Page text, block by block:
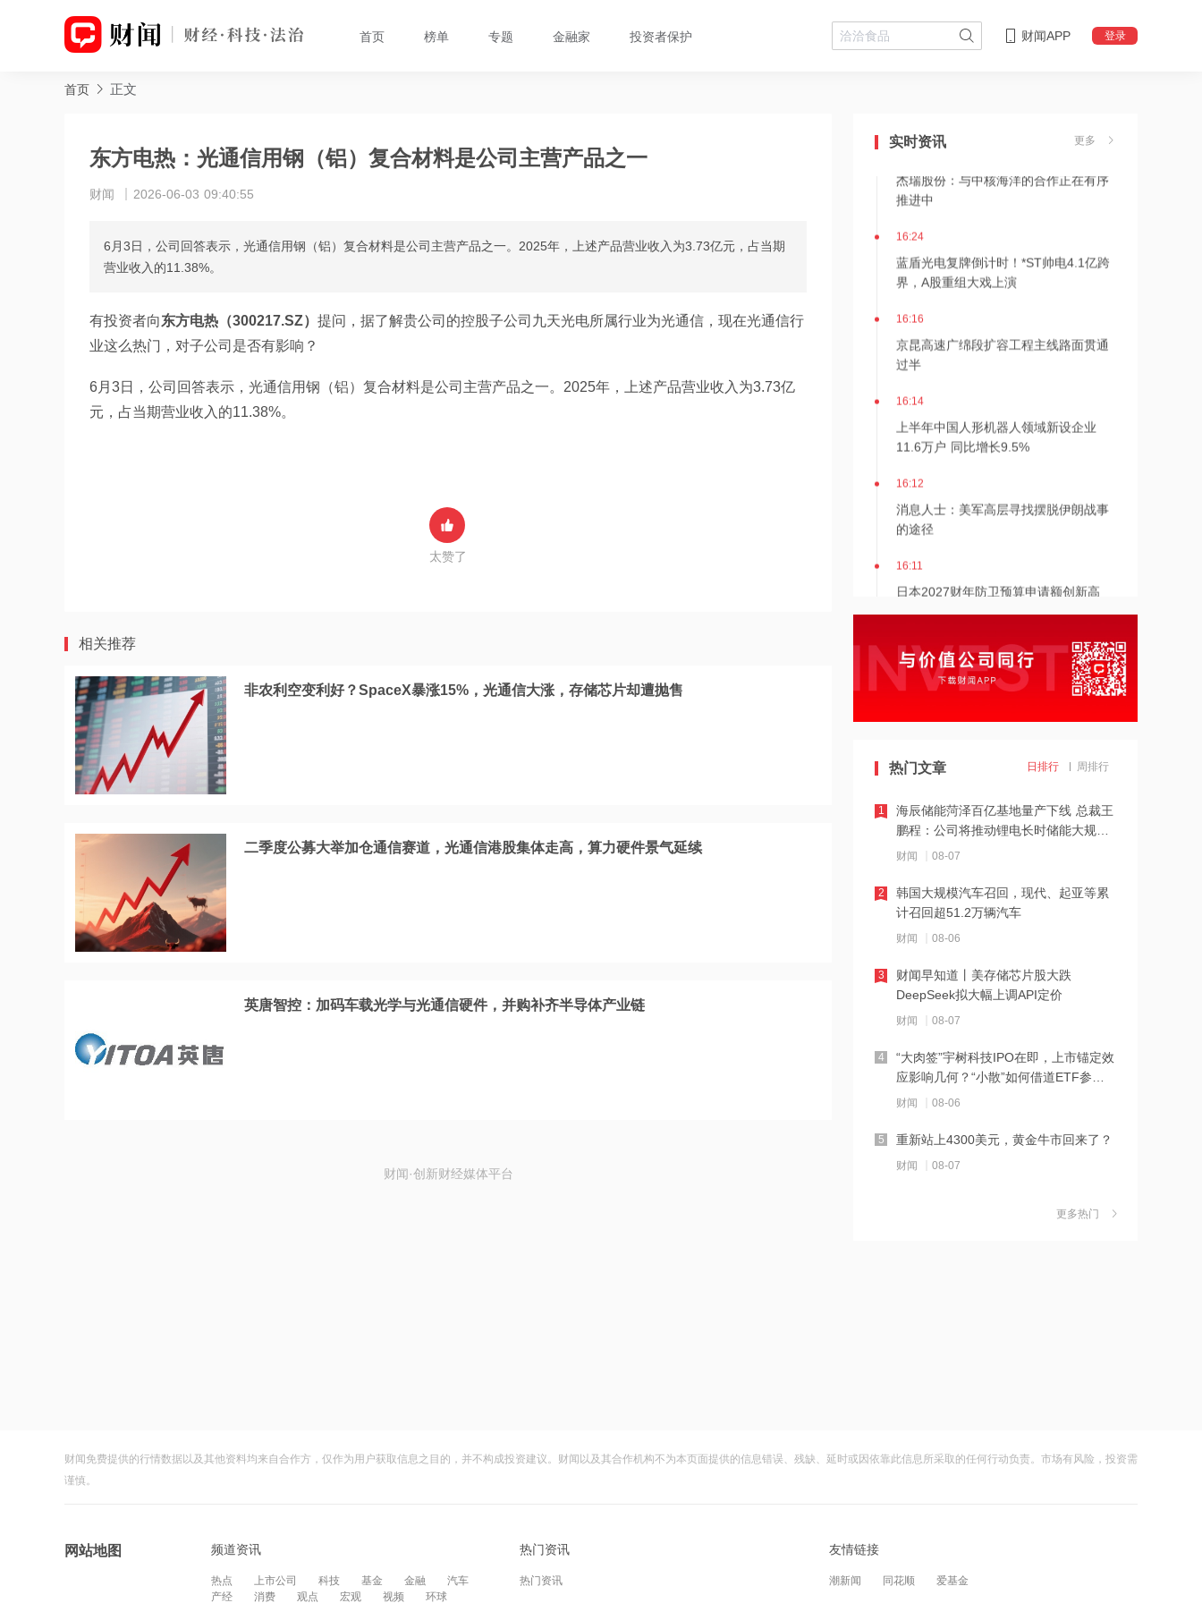
首页 榜单 专题 金融家 投资者保护 财闻APP 登录
首页 正文
东方电热：光通信用钢（铝）复合材料是公司主营产品之一
财闻 2026-06-03 09:40:55
6月3日，公司回答表示，光通信用钢（铝）复合材料是公司主营产品之一。2025年，上述产品营业收入为3.73亿元，占当期
营业收入的11.38%。
有投资者向东方电热（300217.SZ） 提问，据了解贵公司的控股子公司九天光电所属行业为光通信，现在光通信行
业这么热门，对子公司是否有影响？
6月3日，公司回答表示，光通信用钢（铝）复合材料是公司主营产品之一。2025年，上述产品营业收入为3.73亿
元，占当期营业收入的11.38%。
太赞了
相关推荐
非农利空变利好？SpaceX暴涨15%，光通信大涨，存储芯片却遭抛售
二季度公募大举加仓通信赛道，光通信港股集体走高，算力硬件景气延续
英唐智控：加码车载光学与光通信硬件，并购补齐半导体产业链
财闻·创新财经媒体平台
实时资讯 更多
16:25
杰瑞股份：与中核海洋的合作正在有序
推进中
16:24
蓝盾光电复牌倒计时！*ST帅电4.1亿跨
界，A股重组大戏上演
16:16
京昆高速广绵段扩容工程主线路面贯通
过半
16:14
上半年中国人形机器人领域新设企业
11.6万户 同比增长9.5%
16:12
消息人士：美军高层寻找摆脱伊朗战事
的途径
16:11
日本2027财年防卫预算申请额创新高
阳光电源：FCC政策主要限制新产品认
证 不影响已获认证产品的销售
14:08
14:07
德适-B半年报亮眼：AI 收入翻倍 完成AI
医疗平台升级
14:04
千亿级私募景林大调仓！清仓英伟达
Meta，美股持仓暴降43%
14:00
河南省“三支一扶”启动重考
13:50
湖北首家宇树科技产业学院成立
13:49
摩根大通：第二季度美国和欧洲地区均
12:23
特朗普说很多人称他是最伟大总统之一
热门文章 日排行 周排行
海辰储能菏泽百亿基地量产下线 总裁王
鹏程：公司将推动锂电长时储能大规模
交付
财闻 08-07
1
韩国大规模汽车召回，现代、起亚等累
计召回超51.2万辆汽车
财闻 08-06
2
财闻早知道丨美存储芯片股大跌
DeepSeek拟大幅上调API定价
财闻 08-07
3
“大肉签”宇树科技IPO在即，上市锚定效
应影响几何？“小散”如何借道ETF参
与？
财闻 08-06
4
重新站上4300美元，黄金牛市回来了？
财闻 08-07
5
四成？公司回应：设备还在安装中，谈
更多热门
财闻免费提供的行情数据以及其他资料均来自合作方，仅作为用户获取信息之目的，并不构成投资建议。财闻以及其合作机构不为本页面提供的信息错误、残缺、延时或因依靠此信息所采取的任何行动负责。市场有风险，投资需
谨慎。
网站地图 频道资讯
热点 上市公司 科技 基金 金融
汽车
产经
消费 观点 宏观 视频 环球
热门资讯
热门资讯
友情链接
潮新闻 同花顺 爱基金